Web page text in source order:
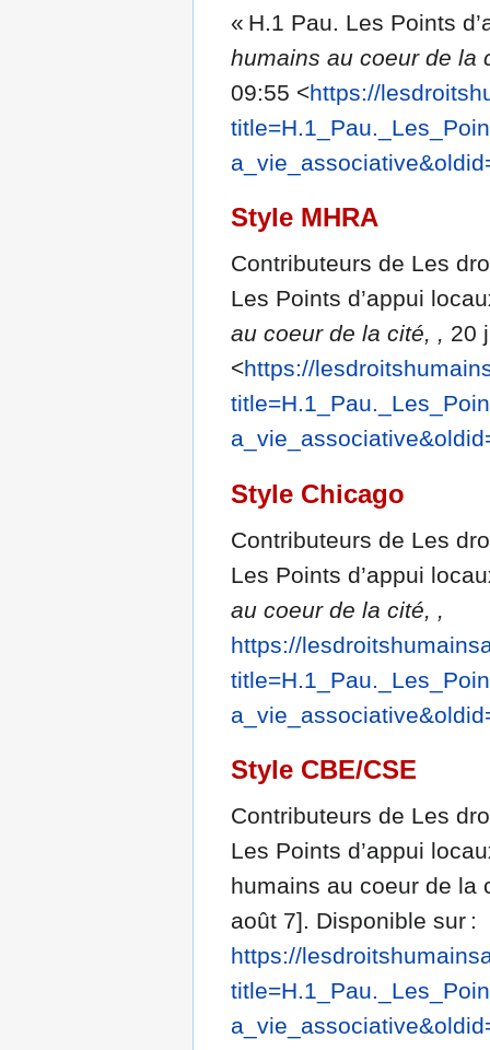
« H.1 Pau. Les Points
humains au coeur de la
09:55 <https://
Style MHRA
Contributeurs de Les
Les Points d’appui
au coeur de la cité, , 20
<https://
Style Chicago
Contributeurs de Les
Les Points d’appui
au coeur de la cité, ,
https://
Style CBE/CSE
Contributeurs de Les
Les Points d’appui
humains au coeur de la
août 7]. Disponible sur :
https://